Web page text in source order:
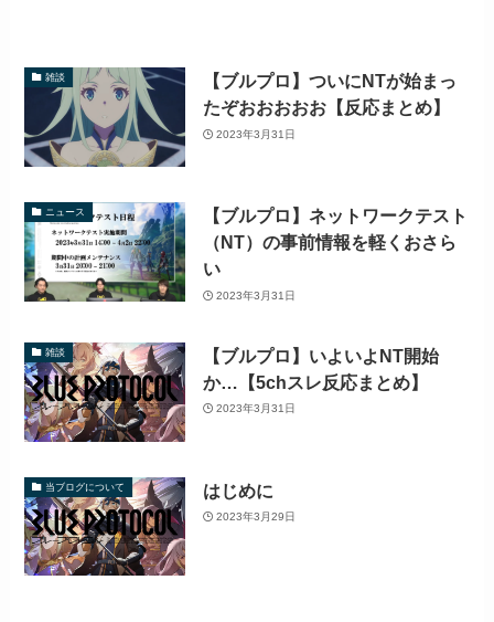
雑談
【ブルプロ】ついにNTが始まっ
たぞおおおおお【反応まとめ】
2023年3月31日
ニュース
【ブルプロ】ネットワークテスト
（NT）の事前情報を軽くおさら
い
2023年3月31日
雑談
【ブルプロ】いよいよNT開始
か…【5chスレ反応まとめ】
2023年3月31日
当ブログについて はじめに
2023年3月29日